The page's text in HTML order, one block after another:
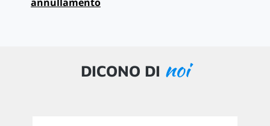
DICONO DI noi